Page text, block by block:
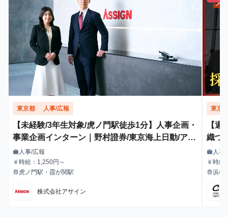
東京都 人事/広報
【未経験/3年生対象/虎ノ門駅徒歩1分】人事企画・
事業企画インターン｜野村證券/東京海上日動/アク
センチュア出身社員の直下！ 【服装自由・髪型自
由・ネイルOK】
職種
work 人事/広報
給与
currency_yen 時給：1,250円～
最寄駅
train 虎ノ門駅・霞が関駅
株式会社アサイン
東京
【
織づ
用”
職種
work 人事
給与
currency_yen 時給
り決
最寄駅
train浜松